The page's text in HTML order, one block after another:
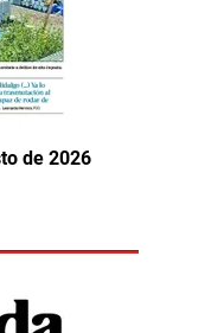
de 2026